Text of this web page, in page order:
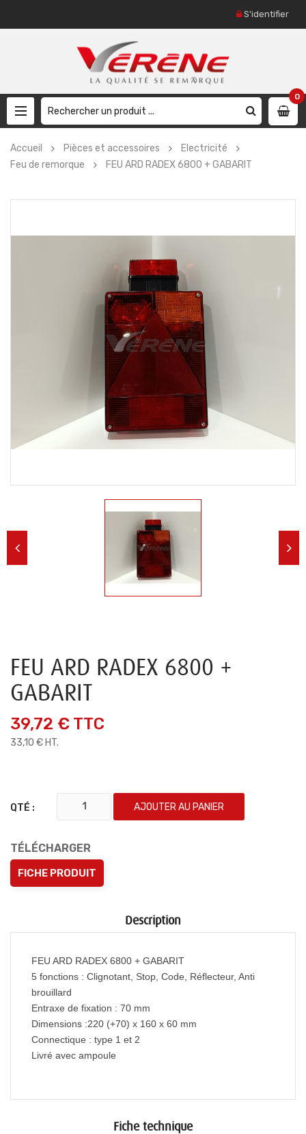
S'identifier
0
Accueil Pièces et accessoires
Electricité
Feu de remorque
FEU ARD RADEX 6800 + GABARIT
FEU ARD RADEX 6800 +
GABARIT
39,72 € TTC
33,10 € HT.
QTÉ : AJOUTER AU PANIER
TÉLÉCHARGER
FICHE PRODUIT
Description
FEU ARD RADEX 6800 + GABARIT
5 fonctions : Clignotant, Stop, Code, Réflecteur, Anti
brouillard
Entraxe de fixation : 70 mm
Dimensions :220 (+70) x 160 x 60 mm
Connectique : type 1 et 2
Livré avec ampoule
Fiche technique